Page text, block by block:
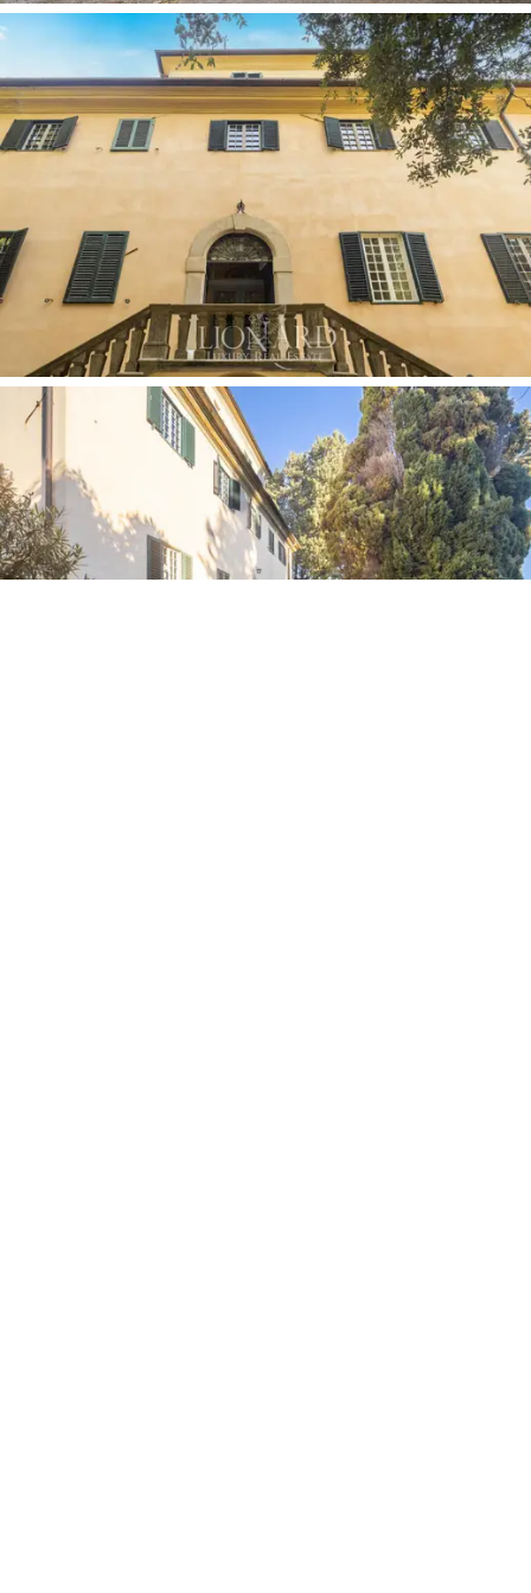
çok yönlülük katıyor. Zarif yüzme havuzunun çevresinde,
villadan yan erişimi benzersiz bir atmosfer yaratan
pitoresk kiliseninsınırında zarif bir bina yer almaktadır.
Yemyeşil bahçenin alt kısmına doğru devam ettiğimizde
iki katlı, görkemli bir bina, eski bir çiftlik evi ile
karşılaşıyoruz. Asma kat ile birinci kat arasında dağıtılan
büyük odalara sahip bu mülk, zemin katta 10 yatak
odası, üç banyo ve altı yatak odası sunmaktadır.
Odaların stratejik düzeni, bu çiftlik evini konukları
ağırlamak veya lüks konaklama faaliyetleri için ideal hale
getirerek konfor ve özgün bir deneyim garanti ediyor.
3 hektarlık bir alana yayılan bahçe, villayıve yüzme
çevreleyerek dinlenme ve konukseverlik için
cennet gibi bir ortam yaratmaktadır. Büyük fıçı üzerinde
yer alan yüzme havuzuna taş merdivenle ulaşılarak serin
hava ve eğlence köşesi sunuluyor. Arazide ayrıca bu
bölgenin tarım geleneğinin kanıtı olan2 hektarlık